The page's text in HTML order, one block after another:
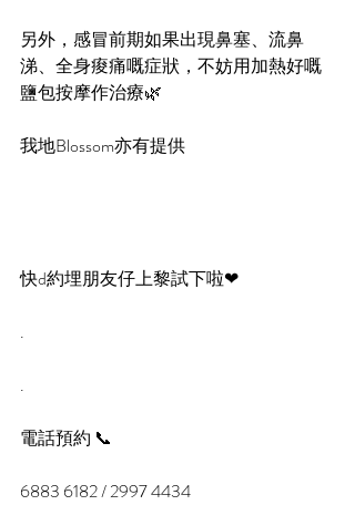
另外，感冒前期如果出現鼻塞、流鼻
涕、全身痠痛嘅症狀，不妨用加熱好嘅
鹽包按摩作治療🌿
我地Blossom亦有提供
快d約埋朋友仔上黎試下啦❤
.
.
電話預約 📞
6883 6182 / 2997 4434